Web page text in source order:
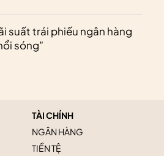
suất trái phiếu ngân hàng
sóng”
TÀI CHÍNH
NGÂN HÀNG
TIỀN TỆ